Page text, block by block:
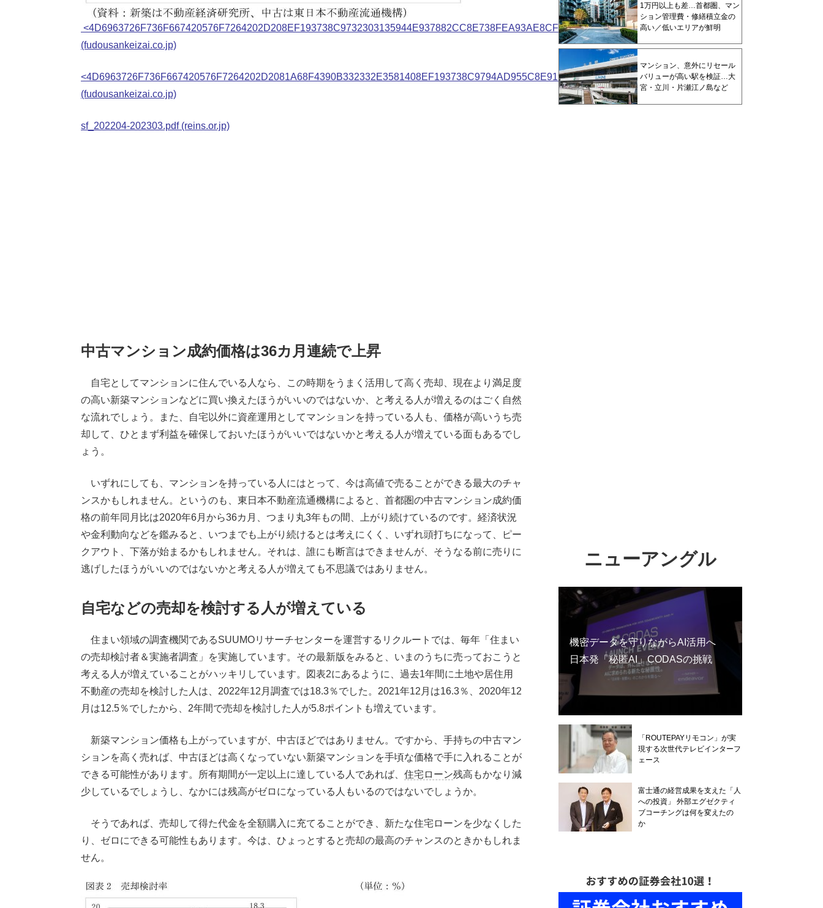
<4D6963726F736F667420576F7264202D208EF193738C9732303135944E937882CC8E738FEA93AE8CFC87402E646F6378>
(fudousankeizai.co.jp)
<4D6963726F736F667420576F7264202D2081A68F4390B332332E3581408EF193738C9794AD955C8E9197BF32303232944E93782E646F6378>
(fudousankeizai.co.jp)
sf_202204-202303.pdf (reins.or.jp)
中古マンション成約価格は36カ月連続で上昇
自宅としてマンションに住んでいる人なら、この時期をうまく活用して高く売却、現在より満足度
の高い新築マンションなどに買い換えたほうがいいのではないか、と考える人が増えるのはごく自然
な流れでしょう。また、自宅以外に資産運用としてマンションを持っている人も、価格が高いうち売
却して、ひとまず利益を確保しておいたほうがいいではないかと考える人が増えている面もあるでし
ょう。
いずれにしても、マンションを持っている人にはとって、今は高値で売ることができる最大のチャ
ンスかもしれません。というのも、東日本不動産流通機構によると、首都圏の中古マンション成約価
格の前年同月比は2020年6月から36カ月、つまり丸3年もの間、上がり続けているのです。経済状況
や金利動向などを鑑みると、いつまでも上がり続けるとは考えにくく、いずれ頭打ちになって、ピー
クアウト、下落が始まるかもしれません。それは、誰にも断言はできませんが、そうなる前に売りに
逃げしたほうがいいのではないかと考える人が増えても不思議ではありません。
自宅などの売却を検討する人が増えている
住まい領域の調査機関であるSUUMOリサーチセンターを運営するリクルートでは、毎年「住まい
の売却検討者＆実施者調査」を実施しています。その最新版をみると、いまのうちに売っておこうと
考える人が増えていることがハッキリしています。図表2にあるように、過去1年間に土地や居住用
不動産の売却を検討した人は、2022年12月調査では18.3％でした。2021年12月は16.3％、2020年12
月は12.5％でしたから、2年間で売却を検討した人が5.8ポイントも増えています。
新築マンション価格も上がっていますが、中古ほどではありません。ですから、手持ちの中古マン
ションを高く売れば、中古ほどは高くなっていない新築マンションを手頃な価格で手に入れることが
できる可能性があります。所有期間が一定以上に達している人であれば、 住宅ローン残高もかなり減
少しているでしょうし、なかには残高がゼロになっている人もいるのではないでしょうか。
そうであれば、売却して得た代金を全額購入に充てることができ、新たな住宅ローンを少なくした
り、ゼロにできる可能性もあります。今は、ひょっとすると売却の最高のチャンスのときかもしれま
せん。
1万円以上も差…首都圏、マン
ション管理費・修繕積立金の
高い／低いエリアが鮮明
マンション、意外にリセール
バリューが高い駅を検証…大
宮・立川・片瀬江ノ島など
ニューアングル
機密データを守りながらAI活用へ
日本発「秘匿AI」CODASの挑戦
「ROUTEPAYリモコン」が実
現する次世代テレビインターフ
ェース
富士通の経営成果を支えた「人
への投資」 外部エグゼクティ
ブコーチングは何を変えたの
か